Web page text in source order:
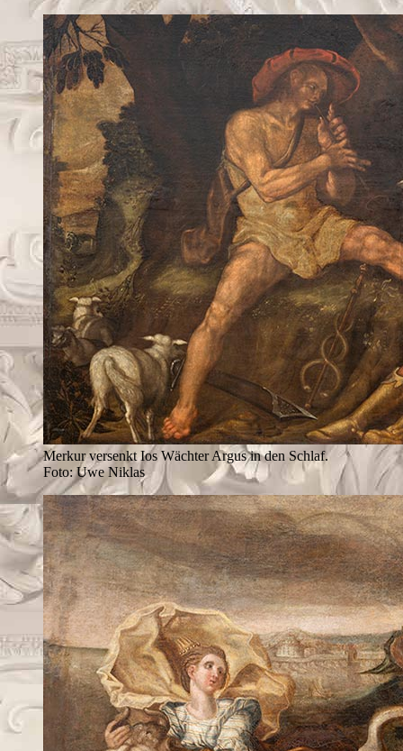
Merkur versenkt Ios Wächter Argus in den Schlaf.
Foto: Uwe Niklas